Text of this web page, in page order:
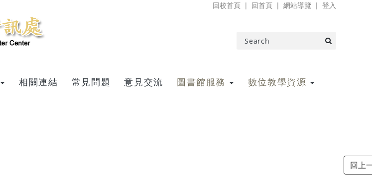
回校首頁 回首頁 網站導覽 登入
相關連結 常見問題 意見交流 圖書館服務 數位教學資源